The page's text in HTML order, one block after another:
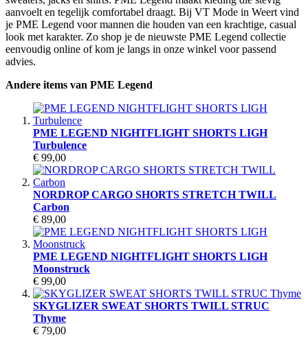
aanvoelt en tegelijk comfortabel draagt. Bij VT Mode in Weert vind
je PME Legend voor mannen die houden van een krachtige, casual
look met karakter. Zo shop je de nieuwste PME Legend collectie
eenvoudig online of kom je langs in onze winkel voor passend
advies.
Andere items van PME Legend
PME LEGEND NIGHTFLIGHT SHORTS LIGH
Turbulence
€ 99,00
NORDROP CARGO SHORTS STRETCH TWILL
Carbon
€ 89,00
PME LEGEND NIGHTFLIGHT SHORTS LIGH
Moonstruck
€ 99,00
SKYGLIZER SWEAT SHORTS TWILL STRUC
Thyme
€ 79,00